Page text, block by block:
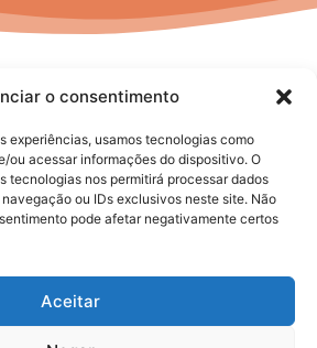
o consentimento
experiências, usamos tecnologias como
ou acessar informações do dispositivo. O
tecnologias nos permitirá processar dados
ou IDs exclusivos neste site. Não
pode afetar negativamente certos
Aceitar